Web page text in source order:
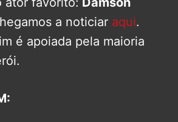
a noticiar aqui.
é apoiada pela maioria